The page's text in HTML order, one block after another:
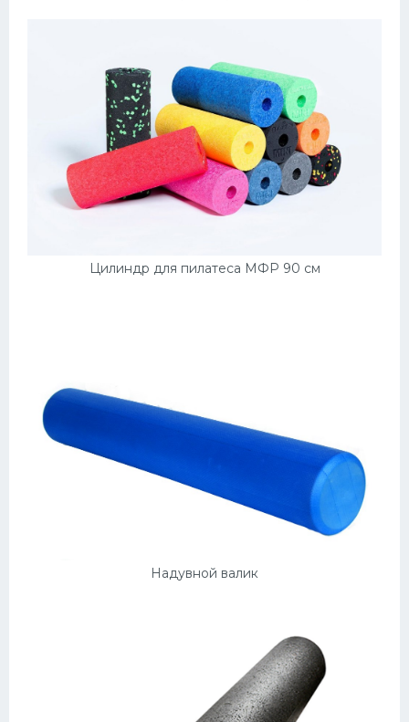
Цилиндр для пилатеса МФР 90 см
Надувной валик